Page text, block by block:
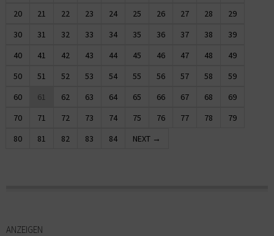
20
21 22 23 24 25 26 27 28
29
30
31 32 33 34 35 36 37 38
39
40
41 42 43 44 45 46 47 48
49
50
51 52 53 54 55 56 57 58
59
60
61 62 63 64 65 66 67 68
69
70
71 72 73 74 75 76 77 78
79
80
81 82 83 84 NEXT →
ANZEIGEN